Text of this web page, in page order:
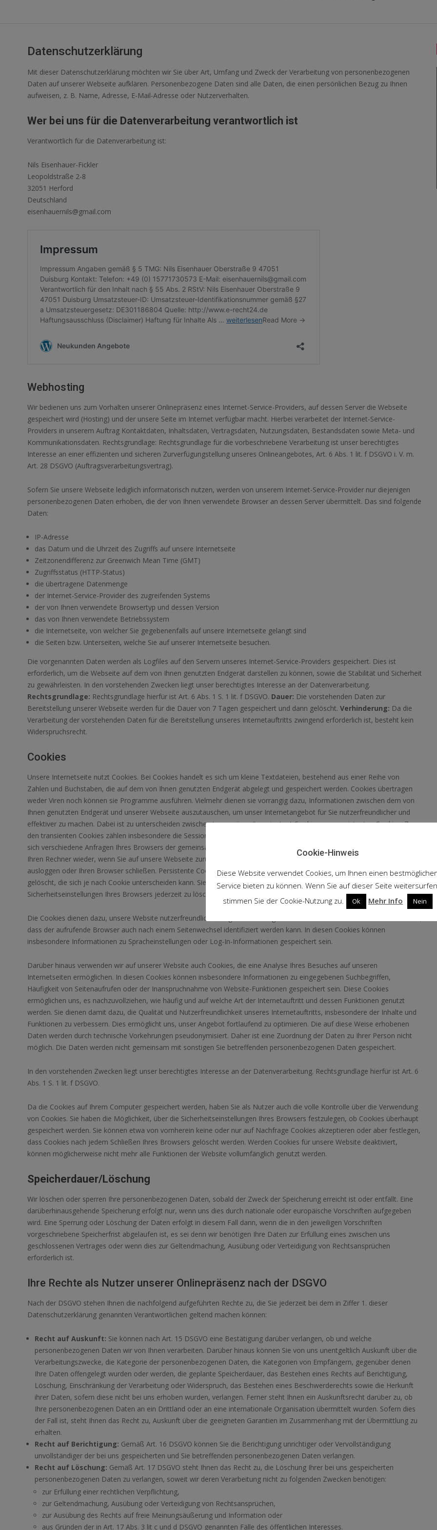
Datenschutzerklärung
Mit dieser Datenschutzerklärung möchten wir Sie über Art, Umfang und Zweck der Verarbeitung von personenbezogenen
Daten auf unserer Webseite aufklären. Personenbezogene Daten sind alle Daten, die einen persönlichen Bezug zu Ihnen
aufweisen, z. B. Name, Adresse, E-Mail-Adresse oder Nutzerverhalten.
Wer bei uns für die Datenverarbeitung verantwortlich ist
Verantwortlich für die Datenverarbeitung ist:
Nils Eisenhauer-Fickler
Leopoldstraße 2-8
32051 Herford
Deutschland
eisenhauernils@gmail.com
Webhosting
Wir bedienen uns zum Vorhalten unserer Onlinepräsenz eines Internet-Service-Providers, auf dessen Server die Webseite
gespeichert wird (Hosting) und der unsere Seite im Internet verfügbar macht. Hierbei verarbeitet der Internet-Service-
Providers in unserem Auftrag Kontaktdaten, Inhaltsdaten, Vertragsdaten, Nutzungsdaten, Bestandsdaten sowie Meta- und
Kommunikationsdaten. Rechtsgrundlage: Rechtsgrundlage für die vorbeschriebene Verarbeitung ist unser berechtigtes
Interesse an einer effizienten und sicheren Zurverfügungstellung unseres Onlineangebotes, Art. 6 Abs. 1 lit. f DSGVO i. V. m.
Art. 28 DSGVO (Auftragsverarbeitungsvertrag).
Sofern Sie unsere Webseite lediglich informatorisch nutzen, werden von unserem Internet-Service-Provider nur diejenigen
personenbezogenen Daten erhoben, die der von Ihnen verwendete Browser an dessen Server übermittelt. Das sind folgende
Daten:
IP-Adresse
das Datum und die Uhrzeit des Zugriffs auf unsere Internetseite
Zeitzonendifferenz zur Greenwich Mean Time (GMT)
Zugriffsstatus (HTTP-Status)
die übertragene Datenmenge
der Internet-Service-Provider des zugreifenden Systems
der von Ihnen verwendete Browsertyp und dessen Version
das von Ihnen verwendete Betriebssystem
die Internetseite, von welcher Sie gegebenenfalls auf unsere Internetseite gelangt sind
die Seiten bzw. Unterseiten, welche Sie auf unserer Internetseite besuchen.
Die vorgenannten Daten werden als Logfiles auf den Servern unseres Internet-Service-Providers gespeichert. Dies ist
erforderlich, um die Webseite auf dem von Ihnen genutzten Endgerät darstellen zu können, sowie die Stabilität und Sicherheit
zu gewährleisten. In den vorstehenden Zwecken liegt unser berechtigtes Interesse an der Datenverarbeitung.
Rechtsgrundlage: Rechtsgrundlage hierfür ist Art. 6 Abs. 1 S. 1 lit. f DSGVO. Dauer: Die vorstehenden Daten zur
Bereitstellung unserer Webseite werden für die Dauer von 7 Tagen gespeichert und dann gelöscht. Verhinderung: Da die
Verarbeitung der vorstehenden Daten für die Bereitstellung unseres Internetauftritts zwingend erforderlich ist, besteht kein
Widerspruchsrecht.
Cookies
Unsere Internetseite nutzt Cookies. Bei Cookies handelt es sich um kleine Textdateien, bestehend aus einer Reihe von
Zahlen und Buchstaben, die auf dem von Ihnen genutzten Endgerät abgelegt und gespeichert werden. Cookies übertragen
weder Viren noch können sie Programme ausführen. Vielmehr dienen sie vorrangig dazu, Informationen zwischen dem von
Ihnen genutzten Endgerät und unserer Webseite auszutauschen, um unser Internetangebot für Sie nutzerfreundlicher und
effektiver zu machen. Dabei ist zu unterscheiden zwischen temporären (transienten) Cookies uns persistenten Cookies. Zu
den transienten Cookies zählen insbesondere die Session-Cookies. Diese speichern eine sogenannte Session-ID, mit welcher
sich verschiedene Anfragen Ihres Browsers der gemeinsamen Sitzung zuordnen lassen. Dadurch erkennt unsere Webseite
Ihren Rechner wieder, wenn Sie auf unsere Webseite zurückkehren. Die Session-Cookies werden gelöscht, wenn Sie sich
ausloggen oder Ihren Browser schließen. Persistente Cookies werden automatisiert nach einer vorgegebenen Dauer
gelöscht, die sich je nach Cookie unterscheiden kann. Sie haben die Möglichkeit, diese Cookies in den
Sicherheitseinstellungen Ihres Browsers jederzeit zu löschen.
Die Cookies dienen dazu, unsere Website nutzerfreundlicher zu gestalten. Einige Elemente unserer Internetseite erfordern es,
dass der aufrufende Browser auch nach einem Seitenwechsel identifiziert werden kann. In diesen Cookies können
insbesondere Informationen zu Spracheinstellungen oder Log-In-Informationen gespeichert sein.
Darüber hinaus verwenden wir auf unserer Website auch Cookies, die eine Analyse Ihres Besuches auf unseren
Internetseiten ermöglichen. In diesen Cookies können insbesondere Informationen zu eingegebenen Suchbegriffen,
Häufigkeit von Seitenaufrufen oder der Inanspruchnahme von Website-Funktionen gespeichert sein. Diese Cookies
ermöglichen uns, es nachzuvollziehen, wie häufig und auf welche Art der Internetauftritt und dessen Funktionen genutzt
werden. Sie dienen damit dazu, die Qualität und Nutzerfreundlichkeit unseres Internetauftritts, insbesondere der Inhalte und
Funktionen zu verbessern. Dies ermöglicht uns, unser Angebot fortlaufend zu optimieren. Die auf diese Weise erhobenen
Daten werden durch technische Vorkehrungen pseudonymisiert. Daher ist eine Zuordnung der Daten zu Ihrer Person nicht
möglich. Die Daten werden nicht gemeinsam mit sonstigen Sie betreffenden personenbezogenen Daten gespeichert.
In den vorstehenden Zwecken liegt unser berechtigtes Interesse an der Datenverarbeitung. Rechtsgrundlage hierfür ist Art. 6
Abs. 1 S. 1 lit. f DSGVO.
Da die Cookies auf Ihrem Computer gespeichert werden, haben Sie als Nutzer auch die volle Kontrolle über die Verwendung
von Cookies. Sie haben die Möglichkeit, über die Sicherheitseinstellungen Ihres Browsers festzulegen, ob Cookies überhaupt
gespeichert werden. Sie können etwa von vornherein keine oder nur auf Nachfrage Cookies akzeptieren oder aber festlegen,
dass Cookies nach jedem Schließen Ihres Browsers gelöscht werden. Werden Cookies für unsere Website deaktiviert,
können möglicherweise nicht mehr alle Funktionen der Website vollumfänglich genutzt werden.
Speicherdauer/Löschung
Wir löschen oder sperren Ihre personenbezogenen Daten, sobald der Zweck der Speicherung erreicht ist oder entfällt. Eine
darüberhinausgehende Speicherung erfolgt nur, wenn uns dies durch nationale oder europäische Vorschriften aufgegeben
wird. Eine Sperrung oder Löschung der Daten erfolgt in diesem Fall dann, wenn die in den jeweiligen Vorschriften
vorgeschriebene Speicherfrist abgelaufen ist, es sei denn wir benötigen Ihre Daten zur Erfüllung eines zwischen uns
geschlossenen Vertrages oder wenn dies zur Geltendmachung, Ausübung oder Verteidigung von Rechtsansprüchen
erforderlich ist.
Ihre Rechte als Nutzer unserer Onlinepräsenz nach der DSGVO
Nach der DSGVO stehen Ihnen die nachfolgend aufgeführten Rechte zu, die Sie jederzeit bei dem in Ziffer 1. dieser
Datenschutzerklärung genannten Verantwortlichen geltend machen können:
Recht auf Auskunft: Sie können nach Art. 15 DSGVO eine Bestätigung darüber verlangen, ob und welche
personenbezogenen Daten wir von Ihnen verarbeiten. Darüber hinaus können Sie von uns unentgeltlich Auskunft über die
Verarbeitungszwecke, die Kategorie der personenbezogenen Daten, die Kategorien von Empfängern, gegenüber denen
Ihre Daten offengelegt wurden oder werden, die geplante Speicherdauer, das Bestehen eines Rechts auf Berichtigung,
Löschung, Einschränkung der Verarbeitung oder Widerspruch, das Bestehen eines Beschwerderechts sowie die Herkunft
ihrer Daten, sofern diese nicht bei uns erhoben wurden, verlangen. Ferner steht Ihnen ein Auskunftsrecht darüber zu, ob
Ihre personenbezogenen Daten an ein Drittland oder an eine internationale Organisation übermittelt wurden. Sofern dies
der Fall ist, steht Ihnen das Recht zu, Auskunft über die geeigneten Garantien im Zusammenhang mit der Übermittlung zu
erhalten.
Recht auf Berichtigung: Gemäß Art. 16 DSGVO können Sie die Berichtigung unrichtiger oder Vervollständigung
unvollständiger der bei uns gespeicherten und Sie betreffenden personenbezogenen Daten verlangen.
Recht auf Löschung: Gemäß Art. 17 DSGVO steht Ihnen das Recht zu, die Löschung Ihrer bei uns gespeicherten
personenbezogenen Daten zu verlangen, soweit wir deren Verarbeitung nicht zu folgenden Zwecken benötigen:
zur Erfüllung einer rechtlichen Verpflichtung,
zur Geltendmachung, Ausübung oder Verteidigung von Rechtsansprüchen,
zur Ausübung des Rechts auf freie Meinungsäußerung und Information oder
aus Gründen der in Art. 17 Abs. 3 lit c und d DSGVO genannten Fälle des öffentlichen Interesses.
Cookie-Hinweis
Diese Website verwendet Cookies, um Ihnen einen
Service bieten zu können. Wenn Sie auf dieser Seite
stimmen Sie der Cookie-Nutzung zu.
Ok Mehr Info Nein